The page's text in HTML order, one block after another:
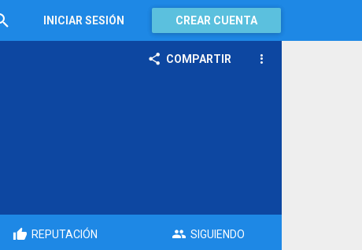
INICIAR SESIÓN CREAR CUENTA
COMPARTIR
REPUTACIÓN SIGUIENDO